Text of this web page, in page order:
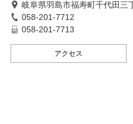
岐阜県羽島市福寿町千代田三
058-201-7712
058-201-7713
アクセス